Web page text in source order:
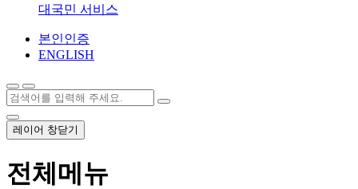
대국민 서비스
본인인증
ENGLISH
레이어 창닫기
전체메뉴